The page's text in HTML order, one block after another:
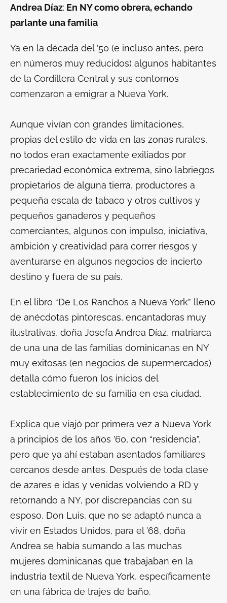
Andrea Díaz: En NY como obrera, echando
parlante una familia
Ya en la década del ’50 (e incluso antes, pero
en números muy reducidos) algunos habitantes
de la Cordillera Central y sus contornos
comenzaron a emigrar a Nueva York.
Aunque vivían con grandes limitaciones,
propias del estilo de vida en las zonas rurales,
no todos eran exactamente exiliados por
precariedad económica extrema, sino labriegos
propietarios de alguna tierra, productores a
pequeña escala de tabaco y otros cultivos y
pequeños ganaderos y pequeños
comerciantes, algunos con impulso, iniciativa,
ambición y creatividad para correr riesgos y
aventurarse en algunos negocios de incierto
destino y fuera de su país.
En el libro “De Los Ranchos a Nueva York” lleno
de anécdotas pintorescas, encantadoras muy
ilustrativas, doña Josefa Andrea Díaz, matriarca
de una una de las familias dominicanas en NY
muy exitosas (en negocios de supermercados)
detalla cómo fueron los inicios del
establecimiento de su familia en esa ciudad.
Explica que viajó por primera vez a Nueva York
a principios de los años ’60, con “residencia”,
pero que ya ahí estaban asentados familiares
cercanos desde antes. Después de toda clase
de azares e idas y venidas volviendo a RD y
retornando a NY, por discrepancias con su
esposo, Don Luis, que no se adaptó nunca a
vivir en Estados Unidos, para el ’68, doña
Andrea se había sumando a las muchas
mujeres dominicanas que trabajaban en la
industria textil de Nueva York, específicamente
en una fábrica de trajes de baño.